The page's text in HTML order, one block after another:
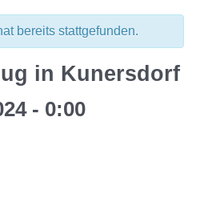
bereits stattgefunden.
in Kunersdorf
- 0:00